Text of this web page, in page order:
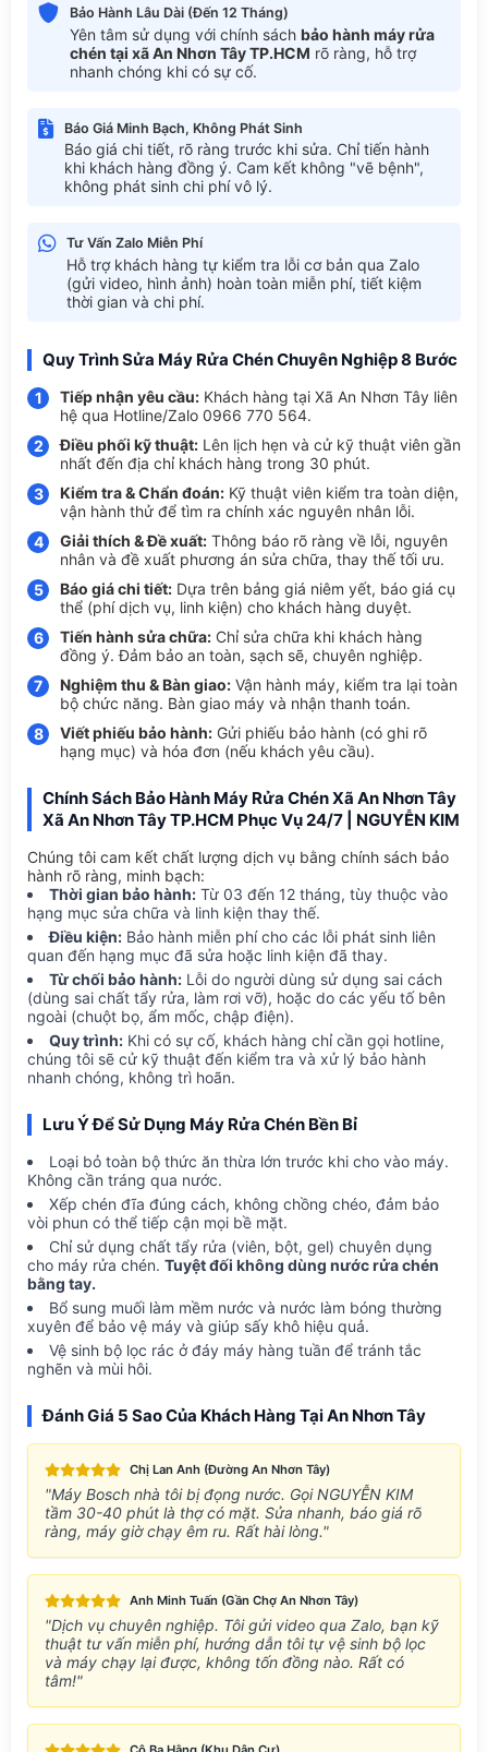
Bảo Hành Lâu Dài (Đến 12 Tháng)
Yên tâm sử dụng với chính sách bảo hành máy rửa
chén tại xã An Nhơn Tây TP.HCM rõ ràng, hỗ trợ
nhanh chóng khi có sự cố.
Báo Giá Minh Bạch, Không Phát Sinh
Báo giá chi tiết, rõ ràng trước khi sửa. Chỉ tiến hành
khi khách hàng đồng ý. Cam kết không "vẽ bệnh",
không phát sinh chi phí vô lý.
Tư Vấn Zalo Miễn Phí
Hỗ trợ khách hàng tự kiểm tra lỗi cơ bản qua Zalo
(gửi video, hình ảnh) hoàn toàn miễn phí, tiết kiệm
thời gian và chi phí.
Quy Trình Sửa Máy Rửa Chén Chuyên Nghiệp 8 Bước
1 Tiếp nhận yêu cầu: Khách hàng tại Xã An Nhơn Tây liên
hệ qua Hotline/Zalo 0966 770 564.
2
Điều phối kỹ thuật: Lên lịch hẹn và cử kỹ thuật viên gần
nhất đến địa chỉ khách hàng trong 30 phút.
3
Kiểm tra & Chẩn đoán: Kỹ thuật viên kiểm tra toàn diện,
vận hành thử để tìm ra chính xác nguyên nhân lỗi.
4
Giải thích & Đề xuất: Thông báo rõ ràng về lỗi, nguyên
nhân và đề xuất phương án sửa chữa, thay thế tối ưu.
5
Báo giá chi tiết: Dựa trên bảng giá niêm yết, báo giá cụ
thể (phí dịch vụ, linh kiện) cho khách hàng duyệt.
6
Tiến hành sửa chữa: Chỉ sửa chữa khi khách hàng
đồng ý. Đảm bảo an toàn, sạch sẽ, chuyên nghiệp.
7
Nghiệm thu & Bàn giao: Vận hành máy, kiểm tra lại toàn
bộ chức năng. Bàn giao máy và nhận thanh toán.
8
Viết phiếu bảo hành: Gửi phiếu bảo hành (có ghi rõ
hạng mục) và hóa đơn (nếu khách yêu cầu).
Chính Sách Bảo Hành Máy Rửa Chén Xã An Nhơn Tây
Xã An Nhơn Tây TP.HCM Phục Vụ 24/7 | NGUYỄN KIM
Chúng tôi cam kết chất lượng dịch vụ bằng chính sách bảo
hành rõ ràng, minh bạch:
Thời gian bảo hành: Từ 03 đến 12 tháng, tùy thuộc vào
hạng mục sửa chữa và linh kiện thay thế.
Điều kiện: Bảo hành miễn phí cho các lỗi phát sinh liên
quan đến hạng mục đã sửa hoặc linh kiện đã thay.
Từ chối bảo hành: Lỗi do người dùng sử dụng sai cách
(dùng sai chất tẩy rửa, làm rơi vỡ), hoặc do các yếu tố bên
ngoài (chuột bọ, ẩm mốc, chập điện).
Quy trình: Khi có sự cố, khách hàng chỉ cần gọi hotline,
chúng tôi sẽ cử kỹ thuật đến kiểm tra và xử lý bảo hành
nhanh chóng, không trì hoãn.
Lưu Ý Để Sử Dụng Máy Rửa Chén Bền Bỉ
Loại bỏ toàn bộ thức ăn thừa lớn trước khi cho vào máy.
Không cần tráng qua nước.
Xếp chén đĩa đúng cách, không chồng chéo, đảm bảo
vòi phun có thể tiếp cận mọi bề mặt.
Chỉ sử dụng chất tẩy rửa (viên, bột, gel) chuyên dụng
cho máy rửa chén. Tuyệt đối không dùng nước rửa chén
bằng tay.
Bổ sung muối làm mềm nước và nước làm bóng thường
xuyên để bảo vệ máy và giúp sấy khô hiệu quả.
Vệ sinh bộ lọc rác ở đáy máy hàng tuần để tránh tắc
nghẽn và mùi hôi.
Đánh Giá 5 Sao Của Khách Hàng Tại An Nhơn Tây
Chị Lan Anh (Đường An Nhơn Tây)
"Máy Bosch nhà tôi bị đọng nước. Gọi NGUYỄN KIM
tầm 30-40 phút là thợ có mặt. Sửa nhanh, báo giá rõ
ràng, máy giờ chạy êm ru. Rất hài lòng."
Anh Minh Tuấn (Gần Chợ An Nhơn Tây)
"Dịch vụ chuyên nghiệp. Tôi gửi video qua Zalo, bạn kỹ
thuật tư vấn miễn phí, hướng dẫn tôi tự vệ sinh bộ lọc
và máy chạy lại được, không tốn đồng nào. Rất có
tâm!"